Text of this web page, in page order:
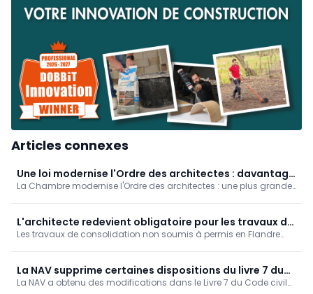
Articles connexes
Une loi modernise l'Ordre des architectes : davantage
de participation et de transparence
La Chambre modernise l'Ordre des architectes : une plus grande
davantage de transparence et un contrôle financier renforcé. Les
élections de cet automne se dérouleront déjà selon les nouvelles
L'architecte redevient obligatoire pour les travaux de
consolidation sans permis
Les travaux de consolidation non soumis à permis en Flandre
simplification administrative pour les interventions non
structurelles.
La NAV supprime certaines dispositions du livre 7 du
Code civil néerlandais, mais des inquiétudes
La NAV a obtenu des modifications dans le Livre 7 du Code civil